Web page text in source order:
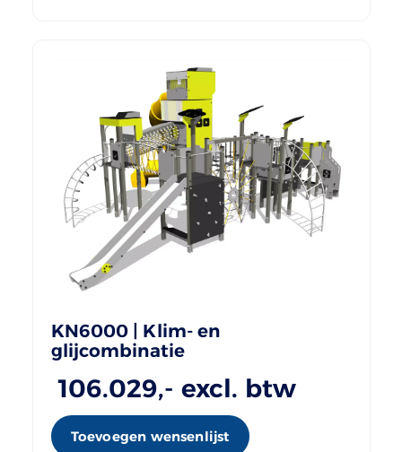
KN6000 | Klim- en
glijcombinatie
106.029,- excl. btw
Toevoegen wensenlijst